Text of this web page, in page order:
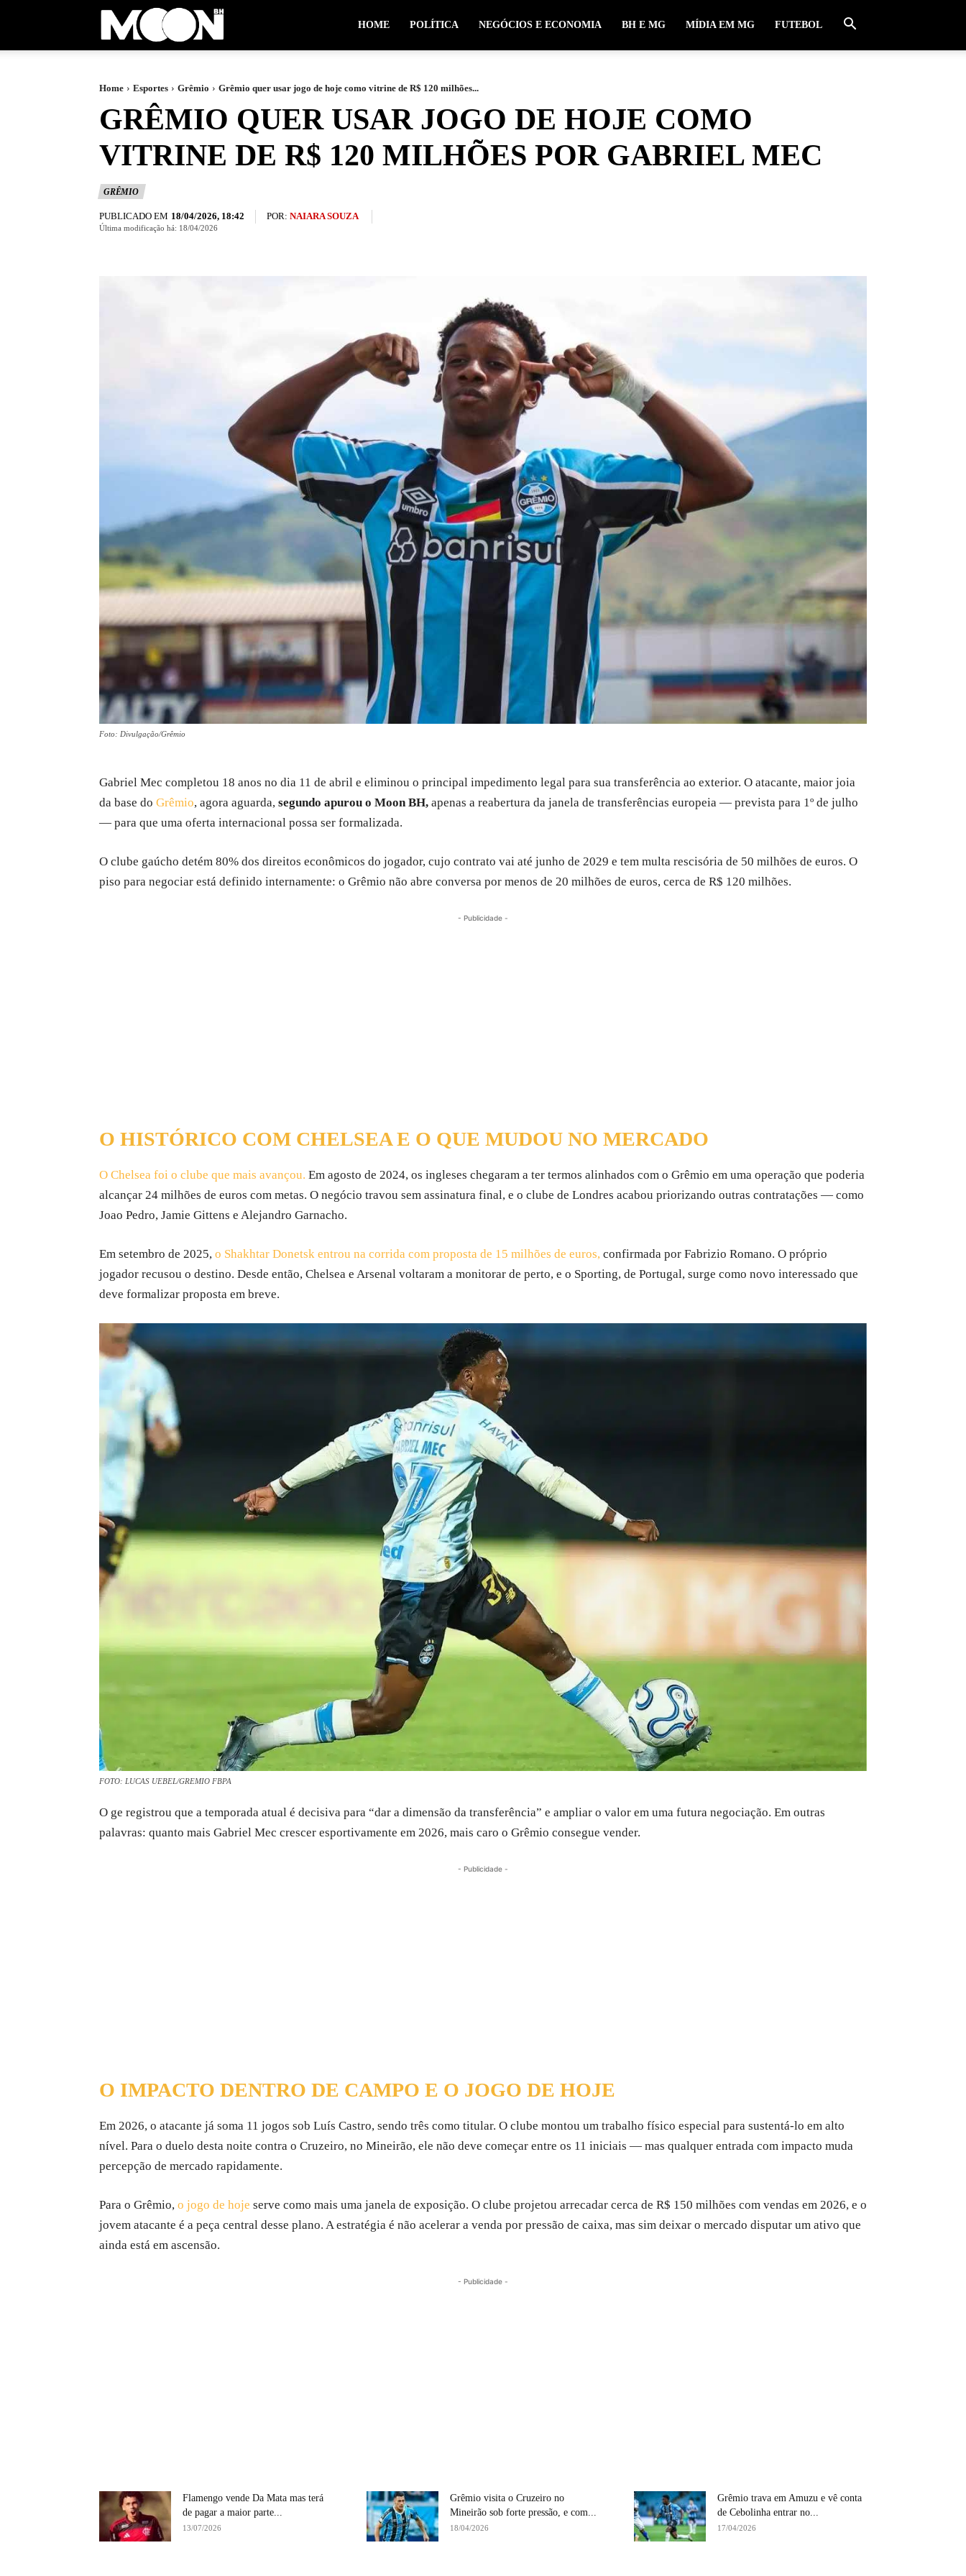
HOME POLÍTICA NEGÓCIOS E ECONOMIA BH E MG MÍDIA EM MG FUTEBOL
Home Esportes Grêmio Grêmio quer usar jogo de hoje como vitrine de R$ 120 milhões...
GRÊMIO QUER USAR JOGO DE HOJE COMO
VITRINE DE R$ 120 MILHÕES POR GABRIEL MEC
GRÊMIO
PUBLICADO EM 18/04/2026, 18:42 POR: NAIARA SOUZA
Última modificação há: 18/04/2026
Foto: Divulgação/Grêmio
Gabriel Mec completou 18 anos no dia 11 de abril e eliminou o principal impedimento legal para sua transferência ao exterior. O atacante, maior joia
da base do Grêmio, agora aguarda, segundo apurou o Moon BH, apenas a reabertura da janela de transferências europeia — prevista para 1º de julho
— para que uma oferta internacional possa ser formalizada.
O clube gaúcho detém 80% dos direitos econômicos do jogador, cujo contrato vai até junho de 2029 e tem multa rescisória de 50 milhões de euros. O
piso para negociar está definido internamente: o Grêmio não abre conversa por menos de 20 milhões de euros, cerca de R$ 120 milhões.
- Publicidade -
O HISTÓRICO COM CHELSEA E O QUE MUDOU NO MERCADO
O Chelsea foi o clube que mais avançou. Em agosto de 2024, os ingleses chegaram a ter termos alinhados com o Grêmio em uma operação que poderia
alcançar 24 milhões de euros com metas. O negócio travou sem assinatura final, e o clube de Londres acabou priorizando outras contratações — como
Joao Pedro, Jamie Gittens e Alejandro Garnacho.
Em setembro de 2025, o Shakhtar Donetsk entrou na corrida com proposta de 15 milhões de euros, confirmada por Fabrizio Romano. O próprio
jogador recusou o destino. Desde então, Chelsea e Arsenal voltaram a monitorar de perto, e o Sporting, de Portugal, surge como novo interessado que
deve formalizar proposta em breve.
FOTO: LUCAS UEBEL/GREMIO FBPA
O ge registrou que a temporada atual é decisiva para “dar a dimensão da transferência” e ampliar o valor em uma futura negociação. Em outras
palavras: quanto mais Gabriel Mec crescer esportivamente em 2026, mais caro o Grêmio consegue vender.
- Publicidade -
O IMPACTO DENTRO DE CAMPO E O JOGO DE HOJE
Em 2026, o atacante já soma 11 jogos sob Luís Castro, sendo três como titular. O clube montou um trabalho físico especial para sustentá-lo em alto
nível. Para o duelo desta noite contra o Cruzeiro, no Mineirão, ele não deve começar entre os 11 iniciais — mas qualquer entrada com impacto muda
percepção de mercado rapidamente.
Para o Grêmio, o jogo de hoje serve como mais uma janela de exposição. O clube projetou arrecadar cerca de R$ 150 milhões com vendas em 2026, e o
jovem atacante é a peça central desse plano. A estratégia é não acelerar a venda por pressão de caixa, mas sim deixar o mercado disputar um ativo que
ainda está em ascensão.
- Publicidade -
Flamengo vende Da Mata mas terá
de pagar a maior parte...
13/07/2026
Grêmio visita o Cruzeiro no
Mineirão sob forte pressão, e com...
18/04/2026
Grêmio trava em Amuzu e vê conta
de Cebolinha entrar no...
17/04/2026